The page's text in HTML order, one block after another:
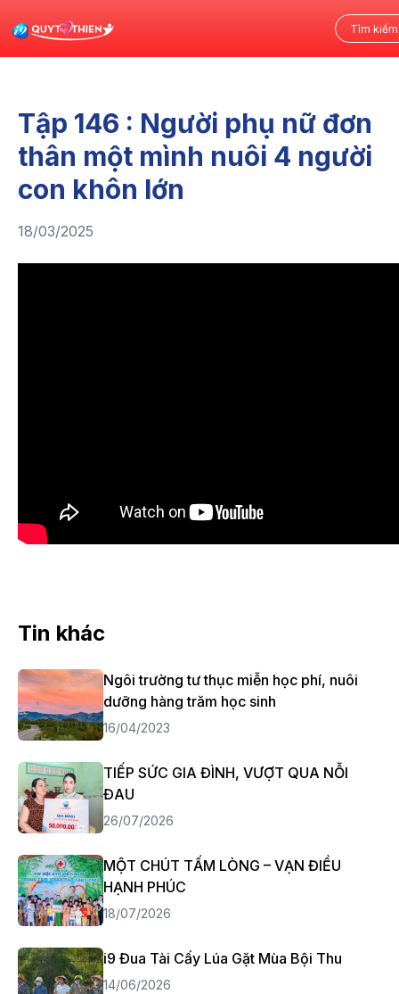
Tập 146 : Người phụ nữ đơn
thân một mình nuôi 4 người
con khôn lớn
18/03/2025
Tin khác
Ngôi trường tư thục miễn học phí, nuôi
dưỡng hàng trăm học sinh
16/04/2023
TIẾP SỨC GIA ĐÌNH, VƯỢT QUA NỖI
ĐAU
26/07/2026
MỘT CHÚT TẤM LÒNG – VẠN ĐIỀU
HẠNH PHÚC
18/07/2026
i9 Đua Tài Cấy Lúa Gặt Mùa Bội Thu
14/06/2026